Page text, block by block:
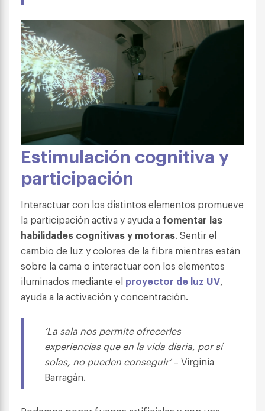
Estimulación cognitiva y
participación
Interactuar con los distintos elementos promueve
la participación activa y ayuda a fomentar las
habilidades cognitivas y motoras. Sentir el
cambio de luz y colores de la fibra mientras están
sobre la cama o interactuar con los elementos
iluminados mediante el proyector de luz UV,
ayuda a la activación y concentración.
‘La sala nos permite ofrecerles
experiencias que en la vida diaria, por sí
solas, no pueden conseguir’– Virginia
Barragán.